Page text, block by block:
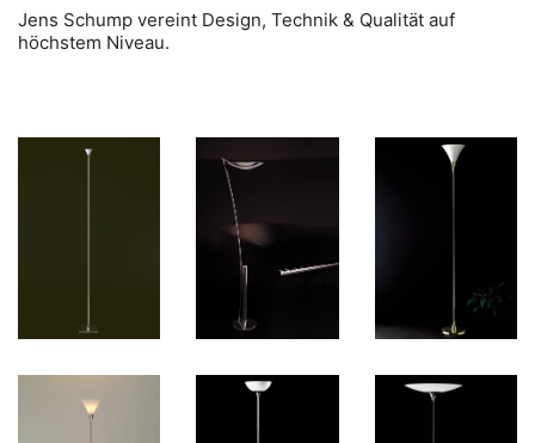
Jens Schump vereint Design, Technik & Qualität auf
höchstem Niveau.